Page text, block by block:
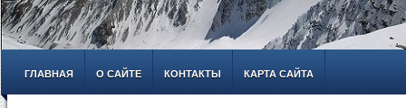
ГЛАВНАЯ О САЙТЕ КОНТАКТЫ КАРТА САЙТА